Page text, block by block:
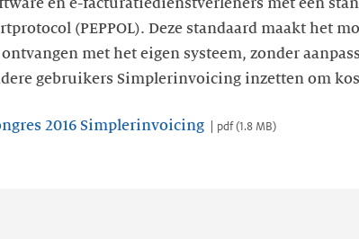
en e-facturatiedienstverleners met één
(PEPPOL). Deze standaard maakt het
met het eigen systeem, zonder
gebruikers Simplerinvoicing inzetten om
2016 Simplerinvoicing pdf (1.8 MB)